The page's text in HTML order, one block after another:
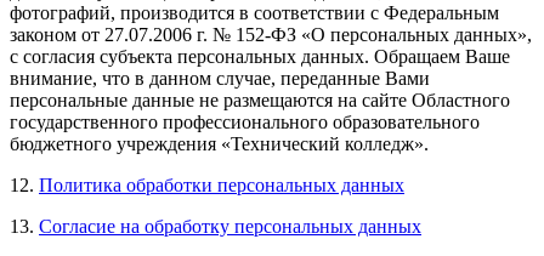
фотографий, производится в соответствии с Федеральным
законом от 27.07.2006 г. № 152-ФЗ «О персональных данных»,
с согласия субъекта персональных данных. Обращаем Ваше
внимание, что в данном случае, переданные Вами
персональные данные не размещаются на сайте Областного
государственного профессионального образовательного
бюджетного учреждения «Технический колледж».
12. Политика обработки персональных данных
13. Согласие на обработку персональных данных